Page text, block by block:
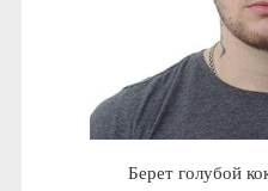
Берет голубой